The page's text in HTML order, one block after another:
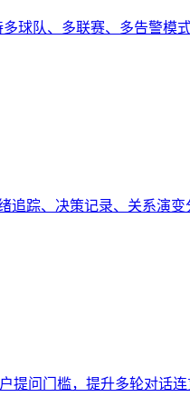
球队、多联赛、多告警模
追踪、决策记录、关系演
提问门槛，提升多轮对话连